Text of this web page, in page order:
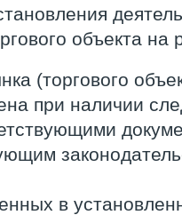
объекта на
(торгового
при наличии
в